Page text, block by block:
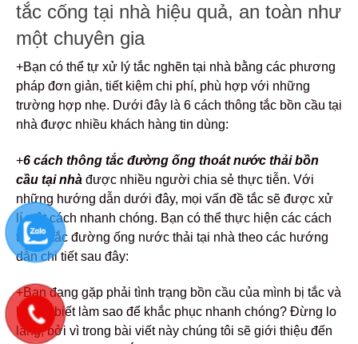
tắc cống tại nhà hiệu quả, an toàn như
một chuyên gia
+Bạn có thể tự xử lý tắc nghẽn tại nhà bằng các phương
pháp đơn giản, tiết kiệm chi phí, phù hợp với những
trường hợp nhẹ. Dưới đây là 6 cách thông tắc bồn cầu tại
nhà được nhiều khách hàng tin dùng:
+6 cách thông tắc đường ống thoát nước thải bồn
cầu tại nhà được nhiều người chia sẻ thực tiễn. Với
những hướng dẫn dưới đây, mọi vấn đề tắc sẽ được xử
lí một cách nhanh chóng. Bạn có thể thực hiện các cách
thông tắc đường ống nước thải tại nhà theo các hướng
dẫn chi tiết sau đây:
+Bạn đang gặp phải tình trạng bồn cầu của mình bị tắc và
không biết làm sao để khắc phục nhanh chóng? Đừng lo
lắng, bởi vì trong bài viết này chúng tôi sẽ giới thiệu đến